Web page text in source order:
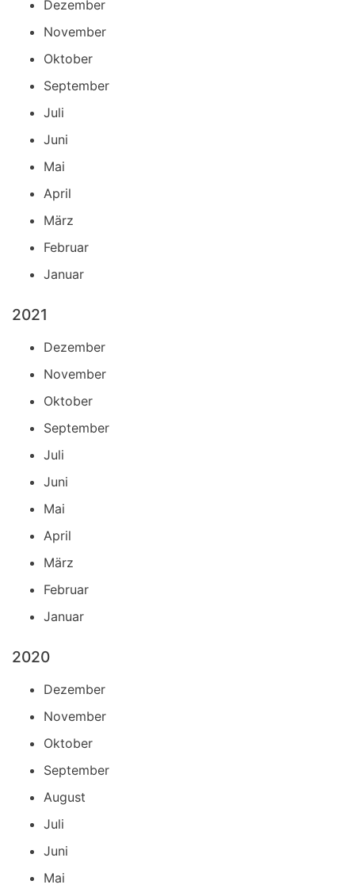
Dezember
November
Oktober
September
Juli
Juni
Mai
April
März
Februar
Januar
2021
Dezember
November
Oktober
September
Juli
Juni
Mai
April
März
Februar
Januar
2020
Dezember
November
Oktober
September
August
Juli
Juni
Mai